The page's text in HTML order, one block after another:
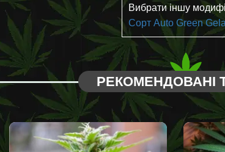
Вибрати іншу
Сорт Auto Green
РЕКОМЕНДОВАНІ